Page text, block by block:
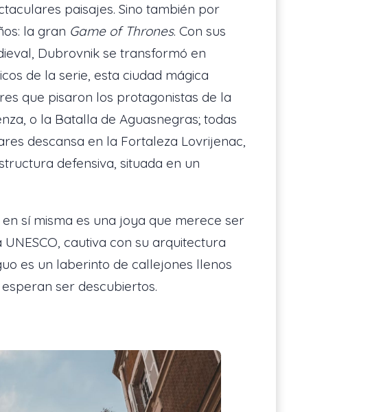
paisajes. Sino también por
la gran Game of Thrones. Con sus
Dubrovnik se transformó en
de la serie, esta ciudad mágica
que pisaron los protagonistas de la
o la Batalla de Aguasnegras; todas
descansa en la Fortaleza Lovrijenac,
defensiva, situada en un
sí misma es una joya que merece ser
cautiva con su arquitectura
es un laberinto de callejones llenos
ser descubiertos.